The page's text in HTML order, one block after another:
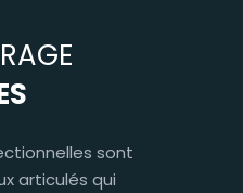
sont
articulés qui